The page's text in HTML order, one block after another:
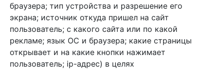
Арбен текстиль г. Щелково, пер.
1-й Советский д.25, владение 2.
браузера; тип устройства и разрешение его
экрана; источник откуда пришел на сайт
пользователь; с какого сайта или по какой
рекламе; язык ОС и браузера; какие страницы
открывает и на какие кнопки нажимает
пользователь; ip-адрес) в целях